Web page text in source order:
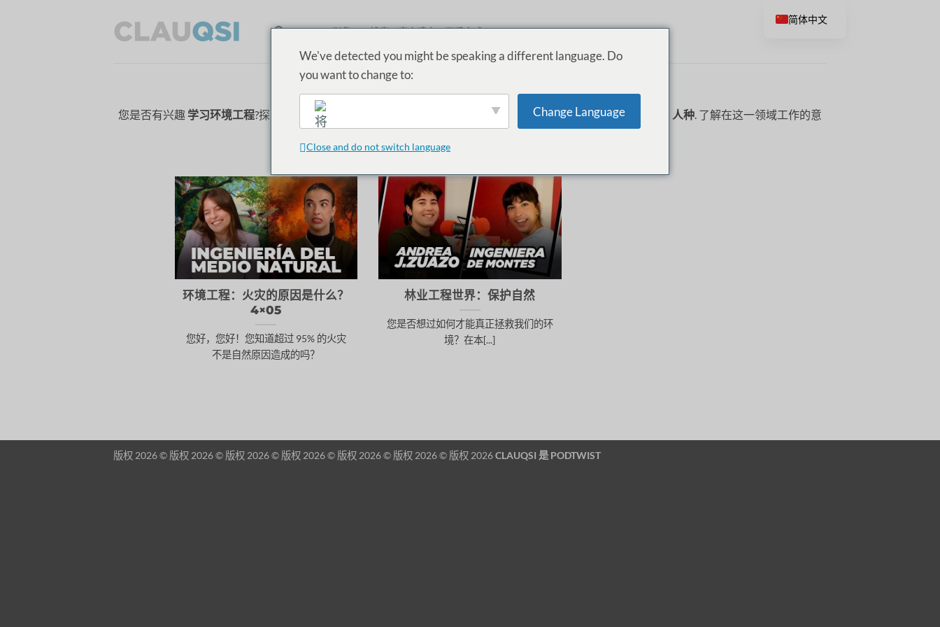
HOME 剧集 博客 客户感言 联系方式 INVITADAS
分类存档：INGENIERÍA DEL MEDIO NATURAL
您是否有兴趣 学习环境工程?探索 ClauQSI 的这些节目，其中包括 分享他们的证词这方面的挑战和建议 人种. 了解在这一领域工作的意
义，激发您未来的职业灵感！
环境工程：火灾的原因是什么？
4×05
您好，您好！您知道超过 95% 的火灾
不是自然原因造成的吗？
林业工程世界：保护自然
您是否想过如何才能真正拯救我们的环
境？在本[...]
版权 2026 © 版权 2026 © 版权 2026 © 版权 2026 © 版权 2026 © 版权 2026 © 版权 2026CLAUQSI 是PODTWIST
We've detected you might be speaking a different language. Do
you want to change to:
English
Change Language
Close and do not switch language
简体中文